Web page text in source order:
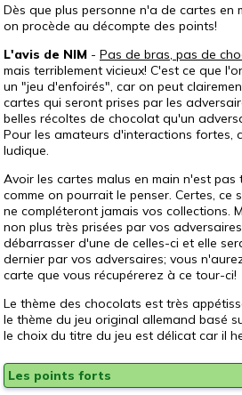
Dès que plus personne n'a de cartes en
on procède au décompte des points!
L'avis de NIM - Pas de bras, pas de
mais terriblement vicieux! C'est ce que
un "jeu d'enfoirés", car on peut
cartes qui seront prises par les
belles récoltes de chocolat qu'un
Pour les amateurs d'interactions fortes,
ludique.
Avoir les cartes malus en main n'est
comme on pourrait le penser. Certes,
ne compléteront jamais vos collections.
non plus très prisées par vos
débarrasser d'une de celles-ci et elle
dernier par vos adversaires; vous
carte que vous récupérerez à ce tour-ci!
Le thème des chocolats est très
le thème du jeu original allemand basé
le choix du titre du jeu est délicat car il
Les points forts